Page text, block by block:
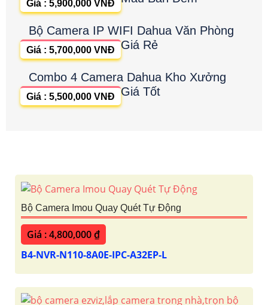
Giá : 5,900,000 VNĐ
Bộ Camera IP WIFI Dahua Văn Phòng
Giá Rẻ
Giá : 5,700,000 VNĐ
Combo 4 Camera Dahua Kho Xưởng
Giá Tốt
Giá : 5,500,000 VNĐ
Bộ Camera Imou Quay Quét Tự Động
Giá : 4,800,000 ₫
B4-NVR-N110-8A0E-IPC-A32EP-L